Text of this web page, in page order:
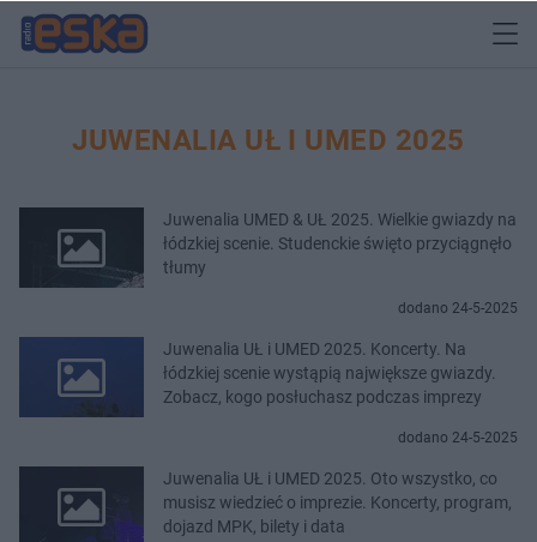
JUWENALIA UŁ I UMED 2025
Juwenalia UMED & UŁ 2025. Wielkie gwiazdy na
łódzkiej scenie. Studenckie święto przyciągnęło
tłumy
dodano 24-5-2025
Juwenalia UŁ i UMED 2025. Koncerty. Na
łódzkiej scenie wystąpią największe gwiazdy.
Zobacz, kogo posłuchasz podczas imprezy
dodano 24-5-2025
Juwenalia UŁ i UMED 2025. Oto wszystko, co
musisz wiedzieć o imprezie. Koncerty, program,
dojazd MPK, bilety i data